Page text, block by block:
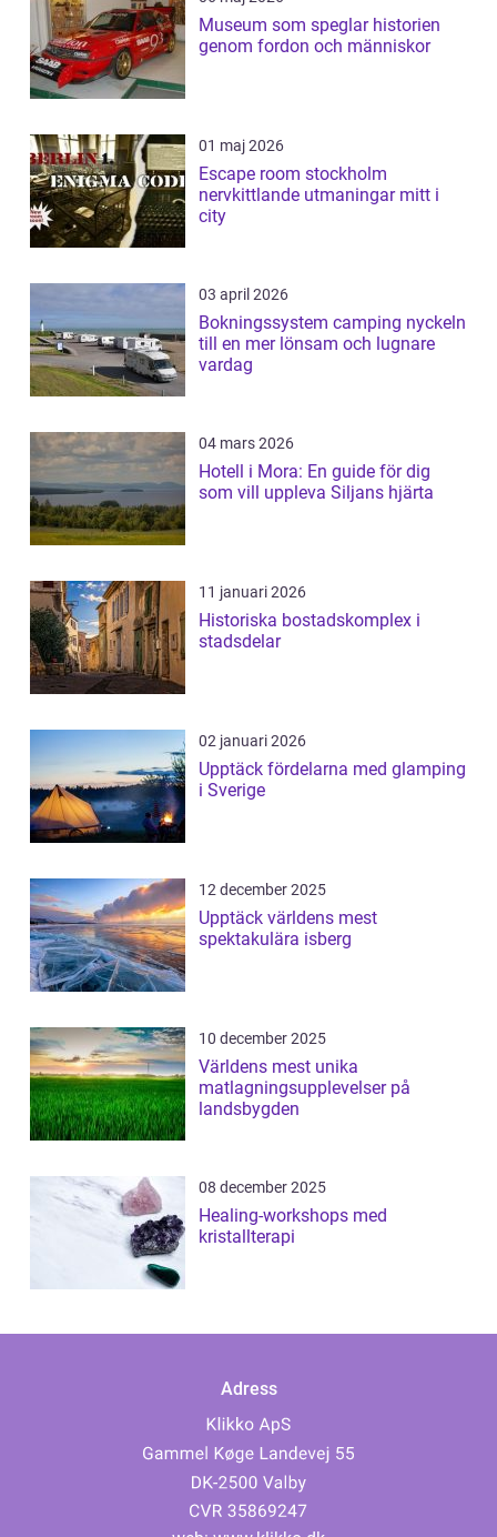
Museum som speglar historien
genom fordon och människor
01 maj 2026
Escape room stockholm
nervkittlande utmaningar mitt i
city
03 april 2026
Bokningssystem camping nyckeln
till en mer lönsam och lugnare
vardag
04 mars 2026
Hotell i Mora: En guide för dig
som vill uppleva Siljans hjärta
11 januari 2026
Historiska bostadskomplex i
stadsdelar
02 januari 2026
Upptäck fördelarna med glamping
i Sverige
12 december 2025
Upptäck världens mest
spektakulära isberg
10 december 2025
Världens mest unika
matlagningsupplevelser på
landsbygden
08 december 2025
Healing-workshops med
kristallterapi
Adress